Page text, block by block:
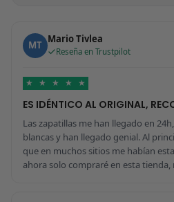
MT Mario Tivlea
Reseña en Trustpilot
★ ★ ★ ★ ★
ES IDÉNTICO AL ORIGINAL,
Las zapatillas me han llegado en
blancas y han llegado genial. Al
que en muchos sitios me habían
ahora solo compraré en esta tienda,